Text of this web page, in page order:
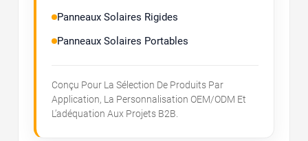
Panneaux Solaires Rigides
Panneaux Solaires Portables
Conçu Pour La Sélection De Produits Par
Application, La Personnalisation OEM/ODM Et
L’adéquation Aux Projets B2B.